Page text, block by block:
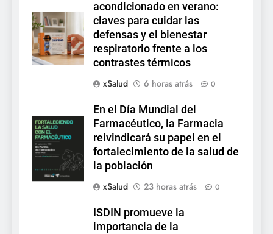
acondicionado en verano:
claves para cuidar las
defensas y el bienestar
respiratorio frente a los
contrastes térmicos
xSalud
6 horas atrás 0
En el Día Mundial del
Farmacéutico, la Farmacia
reivindicará su papel en el
fortalecimiento de la salud de
la población
xSalud
23 horas atrás 0
ISDIN promueve la
importancia de la